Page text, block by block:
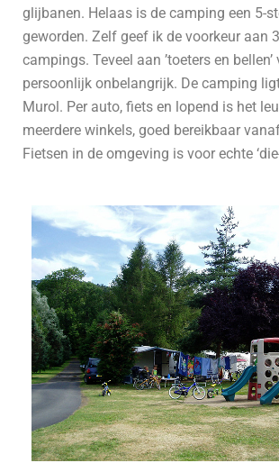
glijbanen. Helaas is de camping een 5-
geworden. Zelf geef ik de voorkeur aan
campings. Teveel aan ’toeters en bellen’
persoonlijk onbelangrijk. De camping
Murol. Per auto, fiets en lopend is het
meerdere winkels, goed bereikbaar
Fietsen in de omgeving is voor echte